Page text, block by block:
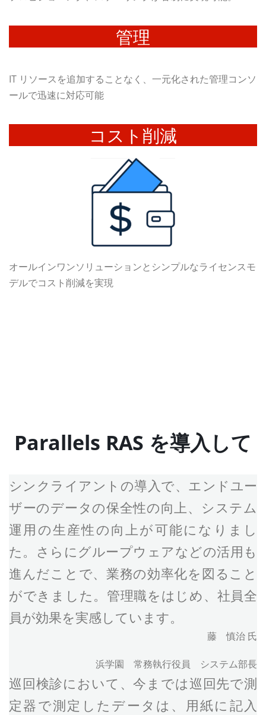
管理
IT リソースを追加することなく、一元化された管理コンソ
ールで迅速に対応可能
コスト削減
オールインワンソリューションとシンプルなライセンスモ
デルでコスト削減を実現
Parallels RAS を導入して
シンクライアントの導入で、エンドユー
ザーのデータの保全性の向上、システム
運用の生産性の向上が可能になりまし
た。さらにグループウェアなどの活用も
進んだことで、業務の効率化を図ること
ができました。管理職をはじめ、社員全
員が効果を実感しています。
藤 慎治 氏
浜学園 常務執行役員 システム部長
巡回検診において、今までは巡回先で測
定器で測定したデータは、用紙に記入